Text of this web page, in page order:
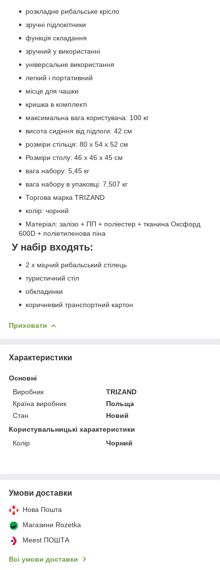
розкладне рибальське крісло
зручні підлокітники
функція складання
зручний у використанні
універсальне використання
легкий і портативний
місце для чашки
кришка в комплекті
максимальна вага користувача: 100 кг
висота сидіння від підлоги: 42 см
розміри стільця: 80 х 54 х 52 см
Розміри столу: 46 х 46 х 45 см
вага набору: 5,45 кг
вага набору в упаковці: 7,507 кг
Торгова марка TRIZAND
колір: чорний
Матеріал: залізо + ПП + поліестер + тканина Оксфорд
600D + поліетиленова піна
У набір входять:
2 x міцний рибальський стілець
туристичний стіл
обкладинки
коричневий транспортний картон
Приховати
Характеристики
Основні
Виробник
TRIZAND
Країна виробник
Польща
Стан
Новий
Користувальницькі характеристики
Колір
Чорний
Умови доставки
Нова Пошта
Магазини Rozetka
Meest ПОШТА
Всі умови доставки